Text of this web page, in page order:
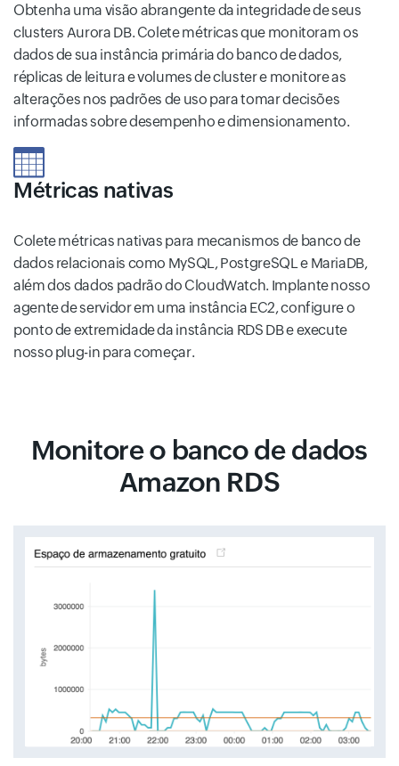
Obtenha uma visão abrangente da integridade de seus
clusters Aurora DB. Colete métricas que monitoram os
dados de sua instância primária do banco de dados,
réplicas de leitura e volumes de cluster e monitore as
alterações nos padrões de uso para tomar decisões
informadas sobre desempenho e dimensionamento.
Métricas nativas
Colete métricas nativas para mecanismos de banco de
dados relacionais como MySQL, PostgreSQL e MariaDB,
além dos dados padrão do CloudWatch. Implante nosso
agente de servidor em uma instância EC2, configure o
ponto de extremidade da instância RDS DB e execute
nosso plug-in para começar.
Monitore o banco de dados
Amazon RDS